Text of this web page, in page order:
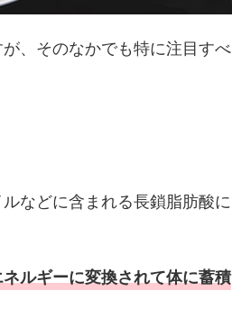
、そのなかでも特に注目すべ
などに含まれる長鎖脂肪酸に
ルギーに変換されて体に蓄積